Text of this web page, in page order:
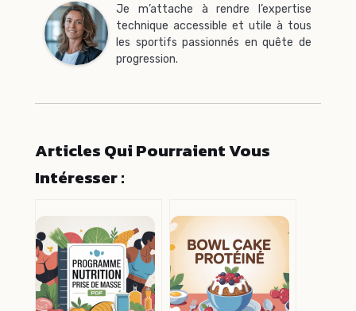
Je m’attache à rendre l’expertise
technique accessible et utile à tous
les sportifs passionnés en quête de
progression.
Articles Qui Pourraient Vous
Intéresser :